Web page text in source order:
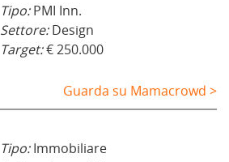
Tipo:PMI Inn.
Settore:Design
Target:€ 250.000
Guarda su Mamacrowd >
Tipo:Immobiliare